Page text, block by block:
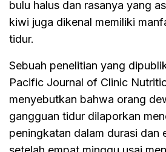
bulu halus dan rasanya yang
kiwi juga dikenal memiliki
tidur.
Sebuah penelitian yang
Pacific Journal of Clinic
menyebutkan bahwa orang
gangguan tidur dilaporkan
peningkatan dalam durasi dan